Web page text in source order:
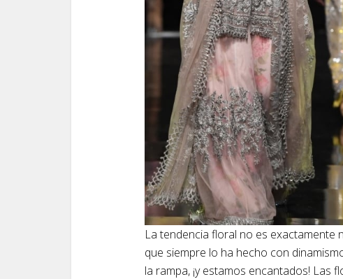
La tendencia floral no es exactamente
que siempre lo ha hecho con
la rampa, ¡y estamos encantados! Las